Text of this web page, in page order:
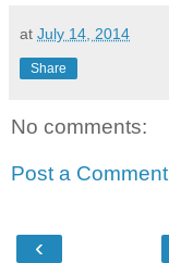
at July 14, 2014
Share
No comments:
Post a Comment
‹